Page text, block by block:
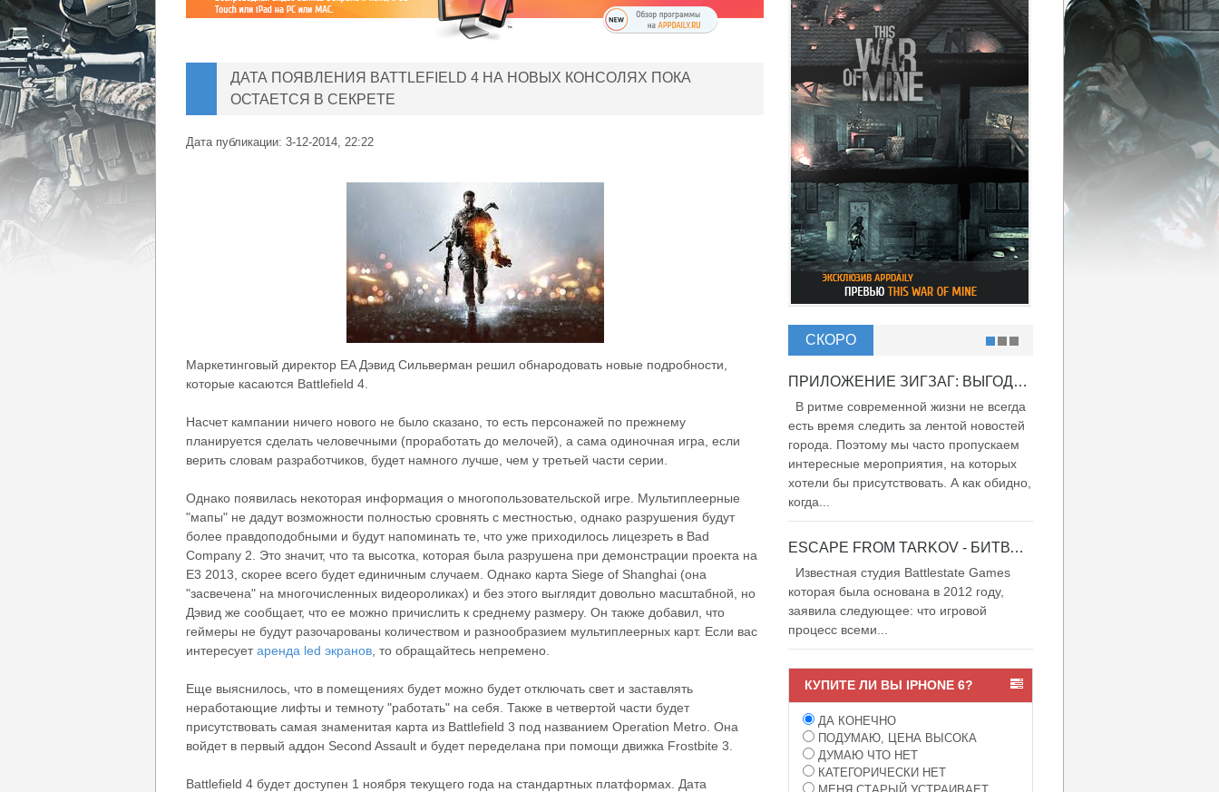
ДАТА ПОЯВЛЕНИЯ BATTLEFIELD 4 НА НОВЫХ КОНСОЛЯХ ПОКА
ОСТАЕТСЯ В СЕКРЕТЕ
Дата публикации: 3-12-2014, 22:22
Маркетинговый директор EA Дэвид Сильверман решил обнародовать новые подробности,
которые касаются Battlefield 4.
Насчет кампании ничего нового не было сказано, то есть персонажей по прежнему
планируется сделать человечными (проработать до мелочей), а сама одиночная игра, если
верить словам разработчиков, будет намного лучше, чем у третьей части серии.
Однако появилась некоторая информация о многопользовательской игре. Мультиплеерные
"мапы" не дадут возможности полностью сровнять с местностью, однако разрушения будут
более правдоподобными и будут напоминать те, что уже приходилось лицезреть в Bad
Company 2. Это значит, что та высотка, которая была разрушена при демонстрации проекта на
Е3 2013, скорее всего будет единичным случаем. Однако карта Siege of Shanghai (она
"засвечена" на многочисленных видеороликах) и без этого выглядит довольно масштабной, но
Дэвид же сообщает, что ее можно причислить к среднему размеру. Он также добавил, что
геймеры не будут разочарованы количеством и разнообразием мультиплеерных карт. Если вас
интересуетаренда led экранов , то обращайтесь непремено.
Еще выяснилось, что в помещениях будет можно будет отключать свет и заставлять
неработающие лифты и темноту "работать" на себя. Также в четвертой части будет
присутствовать самая знаменитая карта из Battlefield 3 под названием Operation Metro. Она
войдет в первый аддон Second Assault и будет переделана при помощи движка Frostbite 3.
Battlefield 4 будет доступен 1 ноября текущего года на стандартных платформах. Дата
СКОРО
ПРИЛОЖЕНИЕ ЗИГЗАГ: ВЫГОДНО ВДВОЙНЕ!
В ритме современной жизни не всегда
есть время следить за лентой новостей
города. Поэтому мы часто пропускаем
интересные мероприятия, на которых
хотели бы присутствовать. А как обидно,
когда...
ESCAPE FROM TARKOV - БИТВА ЗА ТАРКОВ
Известная студия Battlestate Games
которая была основана в 2012 году,
заявила следующее: что игровой
процесс всеми...
КУПИТЕ ЛИ ВЫ IPHONE 6?
ДА КОНЕЧНО
ПОДУМАЮ, ЦЕНА ВЫСОКА
ДУМАЮ ЧТО НЕТ
КАТЕГОРИЧЕСКИ НЕТ